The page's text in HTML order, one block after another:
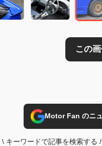
Motor Fan のニ
\ キーワードで記事を検索する /